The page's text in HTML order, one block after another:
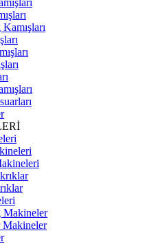
Makineler
Makineler